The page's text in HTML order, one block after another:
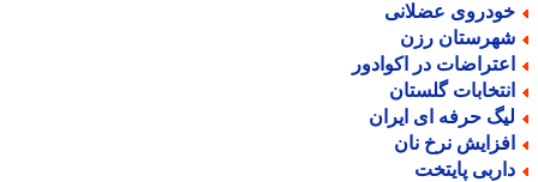
عضلانی
رزن
در اکوادور
گلستان
حرفه ای ایران
نرخ نان
پایتخت